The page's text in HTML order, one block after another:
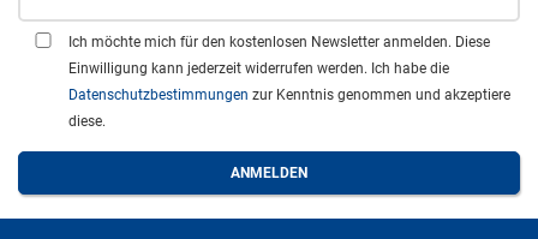
Ich möchte mich für den kostenlosen Newsletter anmelden. Diese
Einwilligung kann jederzeit widerrufen werden. Ich habe die
Datenschutzbestimmungen zur Kenntnis genommen und akzeptiere
diese.